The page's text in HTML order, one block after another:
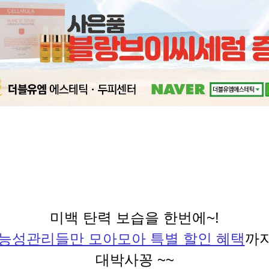
미백 탄력 보습을 한번에~!
성관리들만 모아모아 특별 할인 혜택까
대박사꽁 ~~